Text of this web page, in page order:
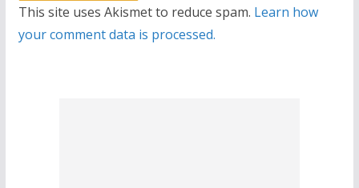
This site uses Akismet to reduce spam. Learn how
your comment data is processed.